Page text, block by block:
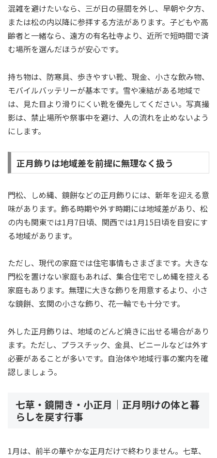
混雑を避けたいなら、三が日の昼間を外し、早朝や夕方、
または松の内以降に参拝する方法があります。子どもや高
齢者と一緒なら、遠方の有名社寺より、近所で短時間で済
む場所を選んだほうが安心です。
持ち物は、防寒具、歩きやすい靴、現金、小さな飲み物、
モバイルバッテリーが基本です。雪や凍結がある地域で
は、見た目より滑りにくい靴を優先してください。写真撮
影は、禁止場所や祭事中を避け、人の流れを止めないよう
にします。
正月飾りは地域差を前提に無理なく扱う
門松、しめ縄、鏡餅などの正月飾りには、新年を迎える意
味があります。飾る時期や外す時期には地域差があり、松
の内も関東では1月7日頃、関西では1月15日頃を目安にす
る地域があります。
ただし、現代の家庭では住宅事情もさまざまです。大きな
門松を置けない家庭もあれば、集合住宅でしめ縄を控える
家庭もあります。無理に大きな飾りを用意するより、小さ
な鏡餅、玄関の小さな飾り、花一輪でも十分です。
外した正月飾りは、地域のどんど焼きに出せる場合があり
ます。ただし、プラスチック、金具、ビニールなどは外す
必要があることが多いです。自治体や地域行事の案内を確
認しましょう。
七草・鏡開き・小正月｜正月明けの体と暮
らしを戻す行事
1月は、前半の華やかな正月だけで終わりません。七草、